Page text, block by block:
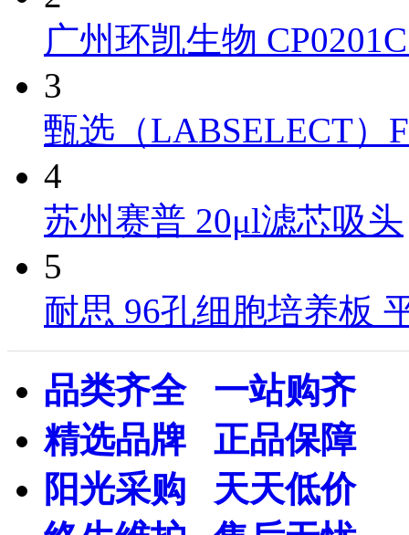
广州环凯生物
3
甄选（LABSELECT）
4
苏州赛普 20μl滤芯吸头
5
耐思 96孔细胞培养板
品类齐全 一站购齐
精选品牌 正品保障
阳光采购 天天低价